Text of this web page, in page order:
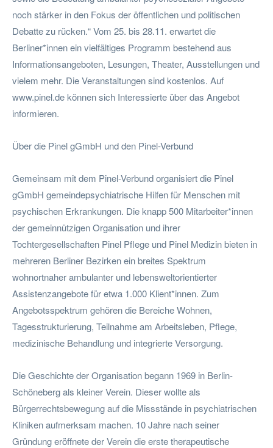
noch stärker in den Fokus der öffentlichen und politischen
Debatte zu rücken.“ Vom 25. bis 28.11. erwartet die
Berliner*innen ein vielfältiges Programm bestehend aus
Informationsangeboten, Lesungen, Theater, Ausstellungen und
vielem mehr. Die Veranstaltungen sind kostenlos. Auf
www.pinel.de können sich Interessierte über das Angebot
informieren.
Über die Pinel gGmbH und den Pinel-Verbund
Gemeinsam mit dem Pinel-Verbund organisiert die Pinel
gGmbH gemeindepsychiatrische Hilfen für Menschen mit
psychischen Erkrankungen. Die knapp 500 Mitarbeiter*innen
der gemeinnützigen Organisation und ihrer
Tochtergesellschaften Pinel Pflege und Pinel Medizin bieten in
mehreren Berliner Bezirken ein breites Spektrum
wohnortnaher ambulanter und lebensweltorientierter
Assistenzangebote für etwa 1.000 Klient*innen. Zum
Angebotsspektrum gehören die Bereiche Wohnen,
Tagesstrukturierung, Teilnahme am Arbeitsleben, Pflege,
medizinische Behandlung und integrierte Versorgung.
Die Geschichte der Organisation begann 1969 in Berlin-
Schöneberg als kleiner Verein. Dieser wollte als
Bürgerrechtsbewegung auf die Missstände in psychiatrischen
Kliniken aufmerksam machen. 10 Jahre nach seiner
Gründung eröffnete der Verein die erste therapeutische